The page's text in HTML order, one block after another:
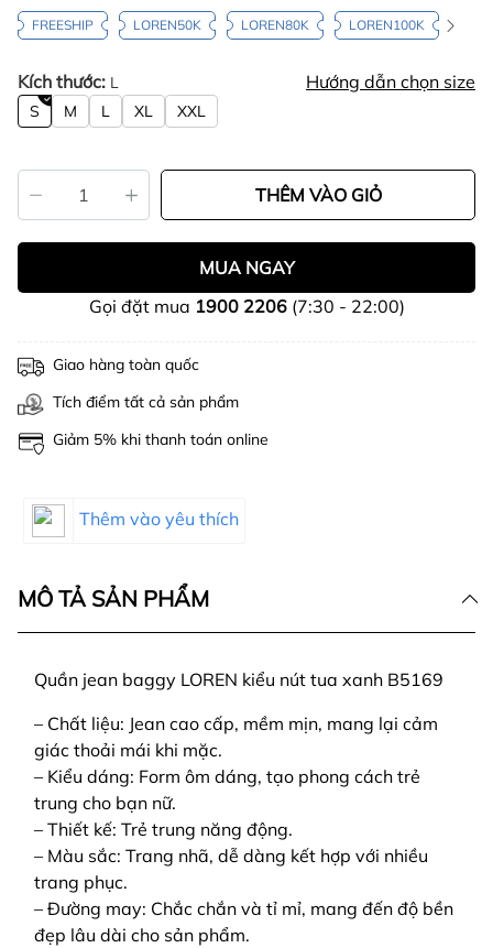
FREESHIP LOREN50K LOREN80K LOREN100K
Kích thước: L Hướng dẫn chọn size
S M L XL XXL
THÊM VÀO GIỎ
MUA NGAY
Gọi đặt mua 1900 2206(7:30 - 22:00)
Giao hàng toàn quốc
Tích điểm tất cả sản phẩm
Giảm 5% khi thanh toán online
Thêm vào yêu thích
MÔ TẢ SẢN PHẨM
Quần jean baggy LOREN kiểu nút tua xanh B5169
– Chất liệu: Jean cao cấp, mềm mịn, mang lại cảm
giác thoải mái khi mặc.
– Kiểu dáng: Form ôm dáng, tạo phong cách trẻ
trung cho bạn nữ.
– Thiết kế: Trẻ trung năng động.
– Màu sắc: Trang nhã, dễ dàng kết hợp với nhiều
trang phục.
– Đường may: Chắc chắn và tỉ mỉ, mang đến độ bền
đẹp lâu dài cho sản phẩm.